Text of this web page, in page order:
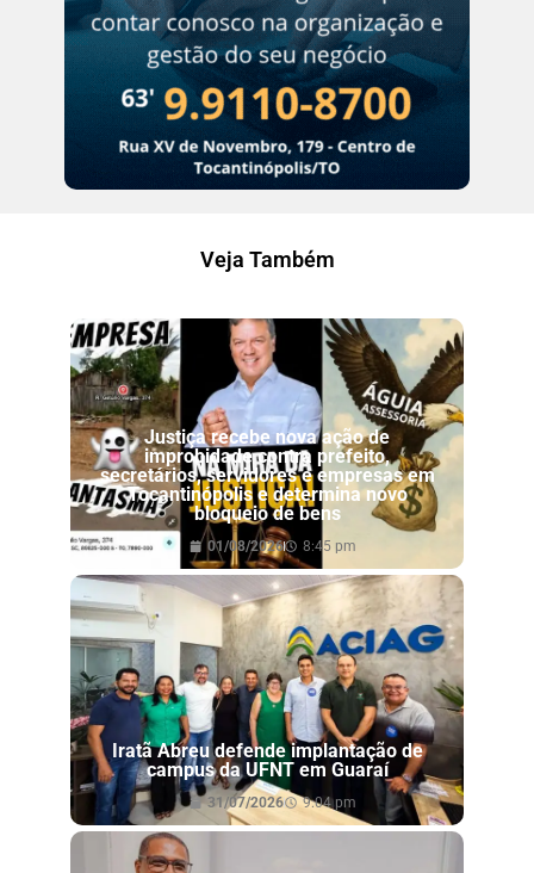
Veja Também
Justiça recebe nova ação de
improbidade contra prefeito,
secretários, servidores e empresas em
Tocantinópolis e determina novo
bloqueio de bens
01/08/2026 8:45 pm
Iratã Abreu defende implantação de
campus da UFNT em Guaraí
31/07/2026 9:04 pm